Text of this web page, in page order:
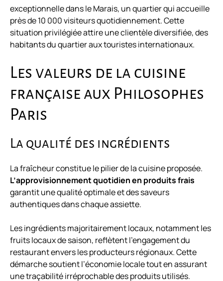
exceptionnelle dans le Marais, un quartier qui accueille
près de 10 000 visiteurs quotidiennement. Cette
situation privilégiée attire une clientèle diversifiée, des
habitants du quartier aux touristes internationaux.
Les valeurs de la cuisine
française aux Philosophes
Paris
La qualité des ingrédients
La fraîcheur constitue le pilier de la cuisine proposée.
L’approvisionnement quotidien en produits frais
garantit une qualité optimale et des saveurs
authentiques dans chaque assiette.
Les ingrédients majoritairement locaux, notamment les
fruits locaux de saison, reflètent l’engagement du
restaurant envers les producteurs régionaux. Cette
démarche soutient l’économie locale tout en assurant
une traçabilité irréprochable des produits utilisés.